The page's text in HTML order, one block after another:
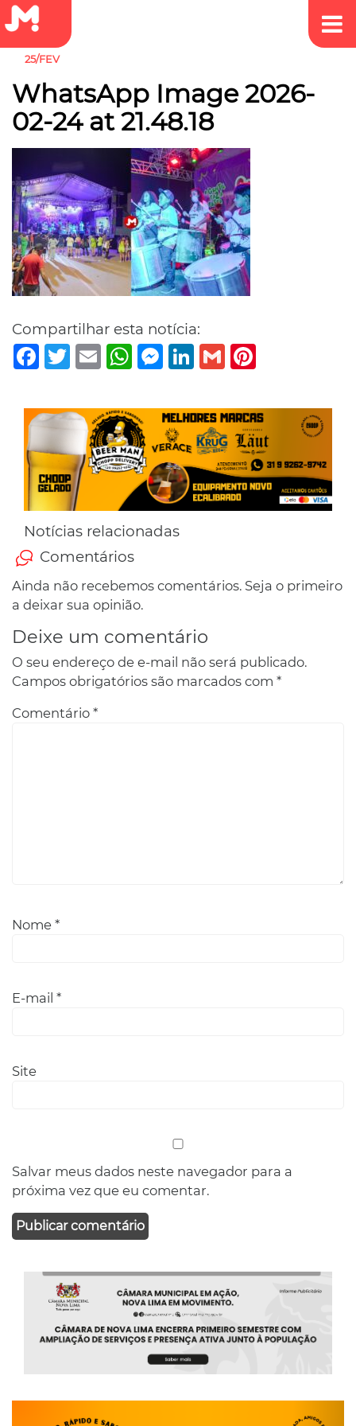
25/FEV
WhatsApp Image 2026-
02-24 at 21.48.18
Compartilhar esta notícia:
Facebook
TwitterEmail WhatsAppMessenger
LinkedIn
Gmail
Notícias relacionadas
Comentários
Ainda não recebemos comentários. Seja o primeiro
a deixar sua opinião.
Deixe um comentário
O seu endereço de e-mail não será publicado.
Campos obrigatórios são marcados com *
Comentário *
Nome *
E-mail *
Site
Salvar meus dados neste navegador para a
próxima vez que eu comentar.